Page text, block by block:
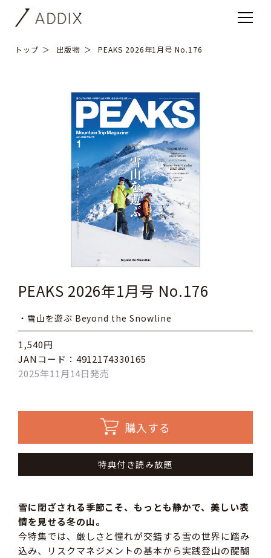
トップ 出版物 PEAKS 2026年1月号 No.176
PEAKS 2026年1月号 No.176
・雪山を遊ぶ Beyond the Snowline
1,540円
JANコード：4912174330165
2025年11月14日発売
購入する
特典付き読み放題
雪に閉ざされる季節こそ、もっとも静かで、美しい表
情を見せる冬の山。
今特集では、厳しさと憧れが交錯する雪の世界に踏み
込み、リスクマネジメントの基本から実践登山の醍醐